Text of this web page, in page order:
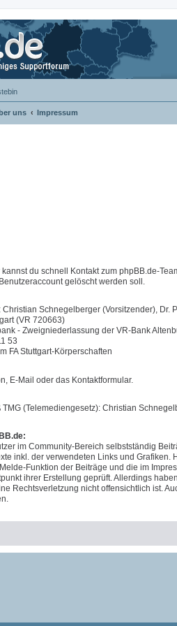
uns Impressum
kannst du schnell Kontakt zum phpBB.de-
gelöscht werden soll.
Schnegelberger (Vorsitzender), Dr.
(VR 720663)
- Zweigniederlassung der VR-Bank
53
FA Stuttgart-Körperschaften
E-Mail oder das Kontaktformular.
(Telemediengesetz): Christian
im Community-Bereich selbstständig
inkl. der verwendeten Links und
Funktion der Beiträge und die im
ihrer Erstellung geprüft. Allerdings
Rechtsverletzung nicht offensichtlich ist.